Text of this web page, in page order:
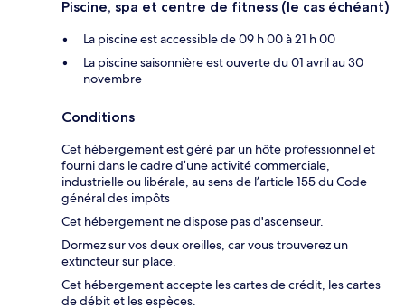
Piscine, spa et centre de fitness (le cas échéant)
La piscine est accessible de 09 h 00 à 21 h 00
La piscine saisonnière est ouverte du 01 avril au 30
novembre
Conditions
Cet hébergement est géré par un hôte professionnel et
fourni dans le cadre d’une activité commerciale,
industrielle ou libérale, au sens de l’article 155 du Code
général des impôts
Cet hébergement ne dispose pas d'ascenseur.
Dormez sur vos deux oreilles, car vous trouverez un
extincteur sur place.
Cet hébergement accepte les cartes de crédit, les cartes
de débit et les espèces.